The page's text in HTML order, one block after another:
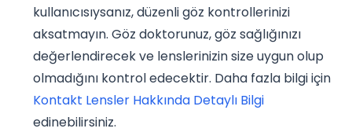
kullanıcısıysanız, düzenli göz kontrollerinizi
aksatmayın. Göz doktorunuz, göz sağlığınızı
değerlendirecek ve lenslerinizin size uygun olup
olmadığını kontrol edecektir. Daha fazla bilgi için
Kontakt Lensler Hakkında Detaylı Bilgi
edinebilirsiniz.